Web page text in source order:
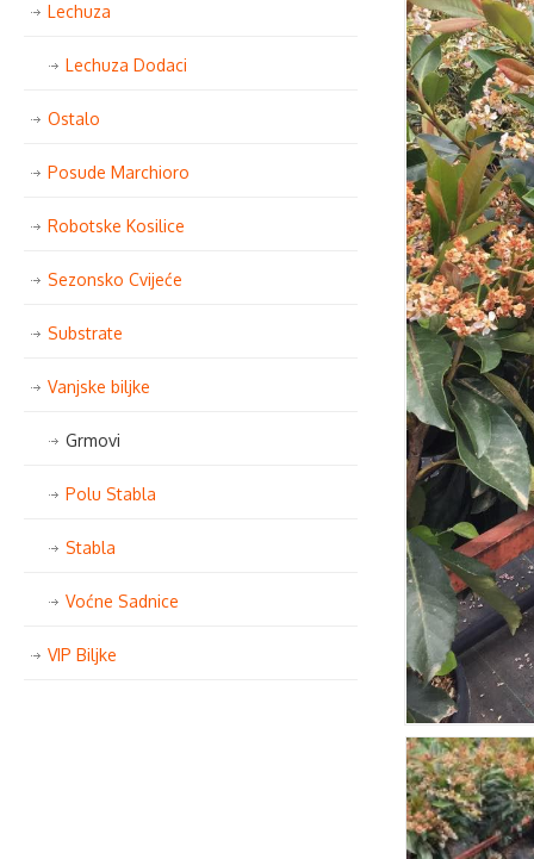
Lechuza
Lechuza Dodaci
Ostalo
Posude Marchioro
Robotske Kosilice
Sezonsko Cvijeće
Substrate
Vanjske biljke
Grmovi
Polu Stabla
Stabla
Voćne Sadnice
VIP Biljke